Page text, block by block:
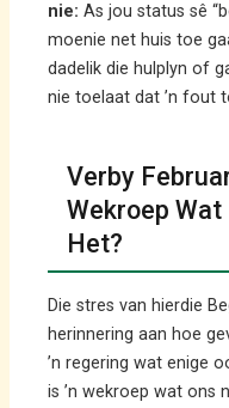
nie: As jou status sê
moenie net huis toe
dadelik die hulplyn of
nie toelaat dat ’n fout
Verby
Wekroep
Het?
Die stres van hierdie
herinnering aan hoe
’n regering wat enige
is ’n wekroep wat ons